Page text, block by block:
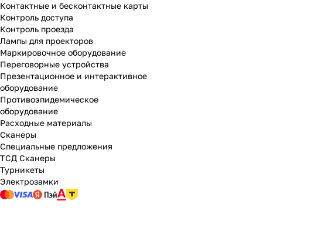
Контактные и бесконтактные карты
Контроль доступа
Контроль проезда
Лампы для проекторов
Маркировочное оборудование
Переговорные устройства
Презентационное и интерактивное
оборудование
Противоэпидемическое
оборудование
Расходные материалы
Сканеры
Специальные предложения
ТСД Сканеры
Турникеты
Электрозамки